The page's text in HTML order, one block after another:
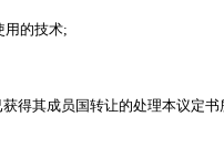
的技术;
其成员国转让的处理本议定